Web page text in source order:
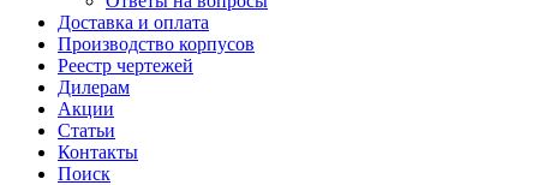
Доставка и оплата
Производство корпусов
Реестр чертежей
Дилерам
Акции
Статьи
Контакты
Поиск